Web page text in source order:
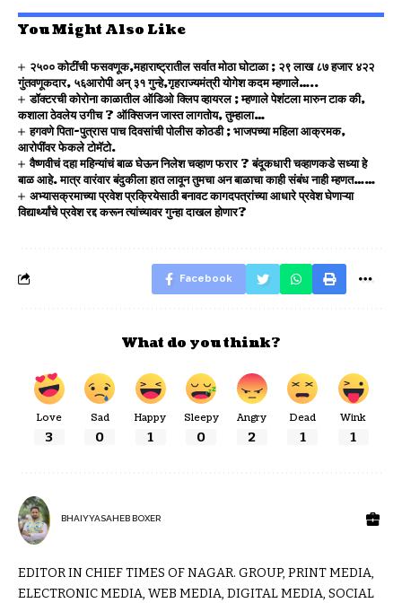
You Might Also Like
२५०० कोटींची फसवणूक,महाराष्ट्रातील सर्वात मोठा घोटाळा ; २९ लाख ८७ हजार ४२२
गुंतवणूकदार, ५६आरोपी अन् ३१ गुन्हे,गृहराज्यमंत्री योगेश कदम म्हणाले…..
डॉक्टरची कोरोना काळातील ऑडिओ क्लिप व्हायरल ; म्हणाले पेशंटला मारुन टाक की,
कशाला ठेवलेय उगीच ? ऑक्सिजन जास्त लागतोय, तुम्हाला…
हगवणे पिता-पुत्रास पाच दिवसांची पोलीस कोठडी ; भाजपच्या महिला आक्रमक,
आरोपींवर फेकले टोमॅटो.
वैष्णवीचं दहा महिन्यांचं बाळ घेऊन निलेश चव्हाण फरार ? बंदूकधारी चव्हाणकडे सध्या हे
बाळ आहे. मात्र वारंवार बंदुकीला हात लावून तुमचा अन बाळाचा काही संबंध नाही म्हणत……
अभ्यासक्रमाच्या प्रवेश प्रक्रियेसाठी बनावट कागदपत्रांच्या आधारे प्रवेश घेणाऱ्या
विद्यार्थ्यांचे प्रवेश रद्द करून त्यांच्यावर गुन्हा दाखल होणार?
Facebook
What do you think?
Love
3
Sad
0
Happy
1
Sleepy
0
Angry
2
Dead
1
Wink
1
BHAIYYASAHEB BOXER
EDITOR IN CHIEF TIMES OF NAGAR. GROUP, PRINT MEDIA,
ELECTRONIC MEDIA, WEB MEDIA, DIGITAL MEDIA, SOCIAL